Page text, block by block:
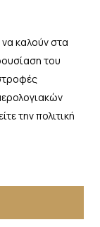
καλούν στα
του
την πολιτική